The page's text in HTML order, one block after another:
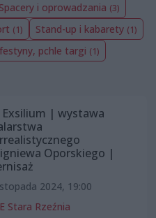
Spacery i oprowadzania (3)
(1) Stand-up i kabarety (1)
pchle targi (1)
Exsilium | wystawa
Oporskiego |
2024, 19:00
Stara Rzeźnia